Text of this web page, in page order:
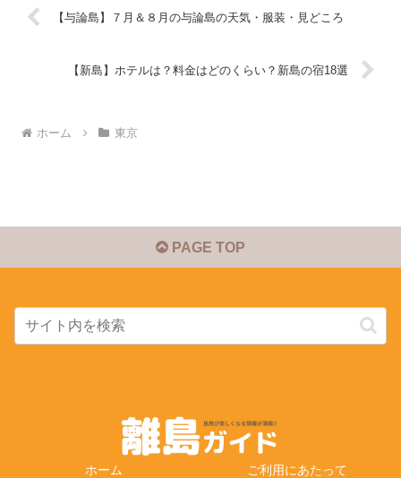
【与論島】７月＆８月の与論島の天気・服装・見どころ
【新島】ホテルは？料金はどのくらい？新島の宿18選
ホーム 東京
PAGE TOP
ホーム ご利用にあたって